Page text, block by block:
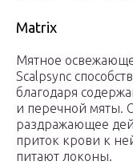
Matrix
Мятное
Scalpsync
благодаря
и перечной мяты.
раздражающее
приток крови к
питают локоны.